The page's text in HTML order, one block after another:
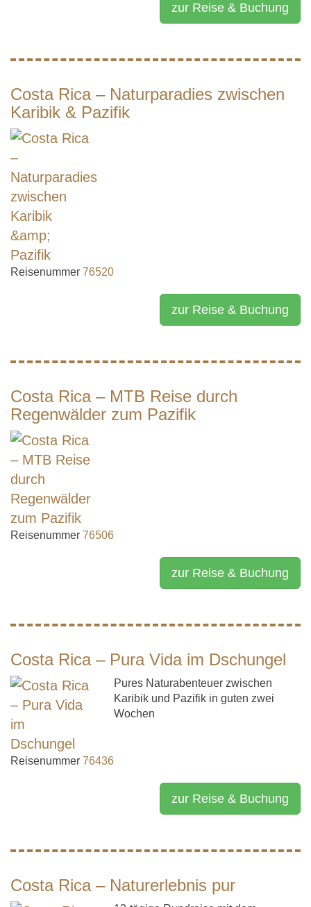
zur Reise & Buchung
Costa Rica – Naturparadies zwischen
Karibik & Pazifik
Reisenummer 76520
zur Reise & Buchung
Costa Rica – MTB Reise durch
Regenwälder zum Pazifik
Reisenummer 76506
zur Reise & Buchung
Costa Rica – Pura Vida im Dschungel
Pures Naturabenteuer zwischen
Karibik und Pazifik in guten zwei
Wochen
Reisenummer 76436
zur Reise & Buchung
Costa Rica – Naturerlebnis pur